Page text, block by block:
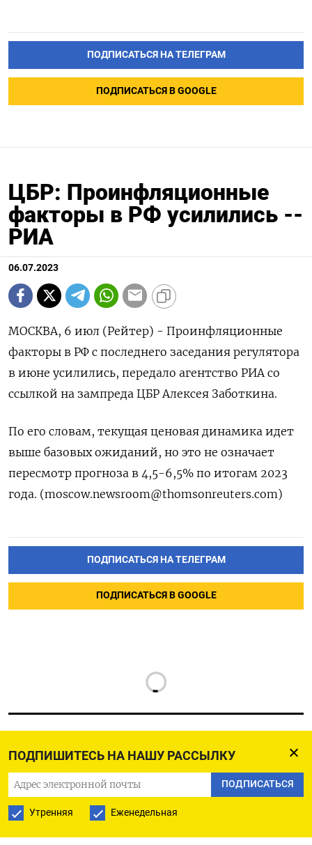
ПОДПИШИТЕСЬ НА НАШУ РАССЫЛКУ
ПОДПИСАТЬСЯ
Утренняя Еженедельная
ПОДПИСАТЬСЯ НА ТЕЛЕГРАМ
ПОДПИСАТЬСЯ В GOOGLE
ЦБР: Проинфляционные
факторы в РФ усилились --
РИА
06.07.2023
МОСКВА, 6 июл (Рейтер) - Проинфляционные
факторы в РФ с последнего заседания регулятора
в июне усилились, передало агентство РИА со
ссылкой на зампреда ЦБР Алексея Заботкина.
По его словам, текущая ценовая динамика идет
выше базовых ожиданий, но это не означает
пересмотр прогноза в 4,5-6,5% по итогам 2023
года. (moscow.newsroom@thomsonreuters.com)
ПОДПИСАТЬСЯ НА ТЕЛЕГРАМ
ПОДПИСАТЬСЯ В GOOGLE
ПОДПИШИТЕСЬ НА НАШУ РАССЫЛКУ